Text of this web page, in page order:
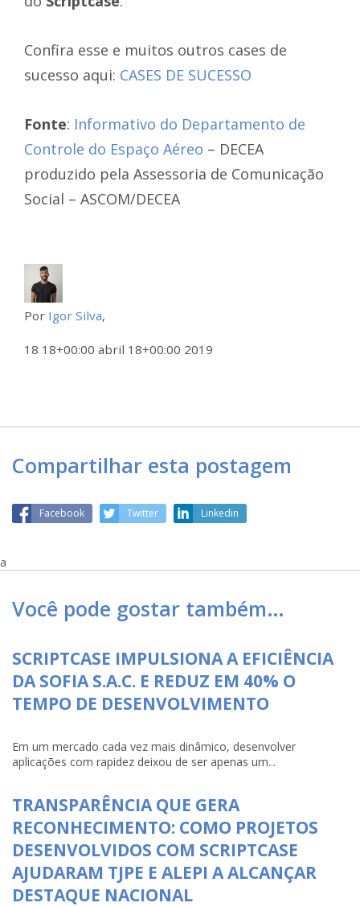
Confira esse e muitos outros cases de
sucesso aqui: CASES DE SUCESSO
Fonte: Informativo do Departamento de
Controle do Espaço Aéreo – DECEA
produzido pela Assessoria de Comunicação
Social – ASCOM/DECEA
Por Igor Silva,
18 18+00:00 abril 18+00:00 2019
Compartilhar esta postagem
Facebook Twitter Linkedin
a
Você pode gostar também…
SCRIPTCASE IMPULSIONA A EFICIÊNCIA
DA SOFIA S.A.C. E REDUZ EM 40% O
TEMPO DE DESENVOLVIMENTO
Em um mercado cada vez mais dinâmico, desenvolver
aplicações com rapidez deixou de ser apenas um...
TRANSPARÊNCIA QUE GERA
RECONHECIMENTO: COMO PROJETOS
DESENVOLVIDOS COM SCRIPTCASE
AJUDARAM TJPE E ALEPI A ALCANÇAR
DESTAQUE NACIONAL